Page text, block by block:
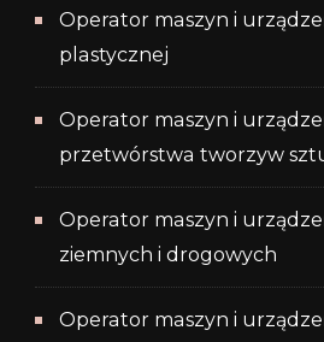
Operator maszyn i
plastycznej
Operator maszyn i
przetwórstwa tworzyw
Operator maszyn i
ziemnych i drogowych
Operator maszyn i